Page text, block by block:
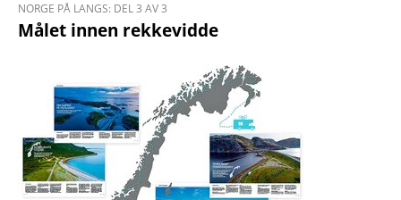
NORGE PÅ LANGS: DEL 3 AV 3
Målet innen rekkevidde